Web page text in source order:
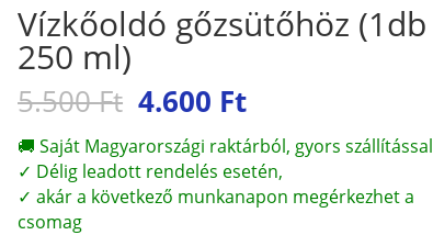
Vízkőoldó gőzsütőhöz (1db
250 ml)
5.500Ft Original
price
was:
5.500 Ft.
4.600 FtCurrent
price
is:
4.600 Ft.
🚚 Saját Magyarországi raktárból, gyors szállítással
✓ Délig leadott rendelés esetén,
✓ akár a következő munkanapon megérkezhet a
csomag